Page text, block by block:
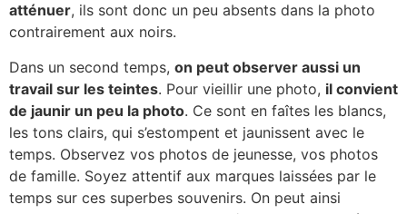
atténuer, ils sont donc un peu absents dans la photo
contrairement aux noirs.
Dans un second temps, on peut observer aussi un
travail sur les teintes. Pour vieillir une photo, il convient
de jaunir un peu la photo. Ce sont en faîtes les blancs,
les tons clairs, qui s’estompent et jaunissent avec le
temps. Observez vos photos de jeunesse, vos photos
de famille. Soyez attentif aux marques laissées par le
temps sur ces superbes souvenirs. On peut ainsi